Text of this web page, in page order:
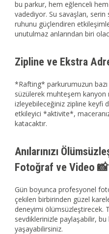
bu parkur, hem eğlenceli
vadediyor. Su savaşları,
ruhunu güçlendiren
unutulmaz anlarından biri
Zipline ve Ekstra
*Rafting* parkurumuzun
süzülerek muhteşem kanyon
izleyebileceğiniz zipline keyfi
etkileyici *aktivite*,
katacaktır.
Anılarınızı
Fotoğraf ve Video 📸
Gün boyunca profesyonel
çekilen birbirinden güzel
deneyimi ölümsüzleştirecek.
sevdiklerinizle paylaşabilir,
yaşayabilirsiniz.